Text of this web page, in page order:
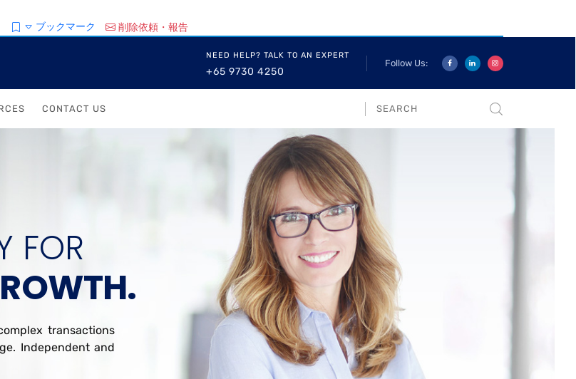
ブックマーク 削除依頼・報告